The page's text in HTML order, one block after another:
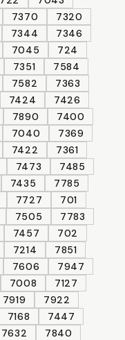
7370
7320
7344
7346
7045
724
7351
7584
7582
7363
7424
7426
7890
7400
7040
7369
7422
7361
7473
7485
7435
7785
7727
701
7505
7783
7457
702
7214
7851
7606
7947
7008
7127
7919
7922
7168
7447
7632
7840